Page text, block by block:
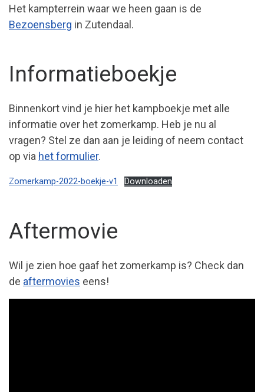
Het kampterrein waar we heen gaan is de
Bezoensberg in Zutendaal.
Informatieboekje
Binnenkort vind je hier het kampboekje met alle
informatie over het zomerkamp. Heb je nu al
vragen? Stel ze dan aan je leiding of neem contact
op via het formulier.
Zomerkamp-2022-boekje-v1 Downloaden
Aftermovie
Wil je zien hoe gaaf het zomerkamp is? Check dan
de aftermovies eens!